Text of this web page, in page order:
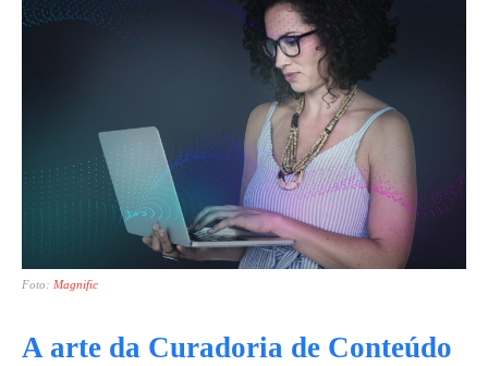
Foto: Magnific
A arte da Curadoria de Conteúdo